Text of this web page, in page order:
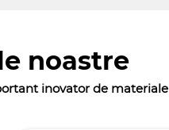
noastre
inovator de